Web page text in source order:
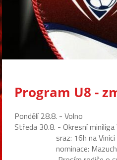
Program U8 -
Pondělí 28.8. - Volno
Středa 30.8. - Okresní miniliga
sraz: 16h na Vinici u
nominace: Mazuch,